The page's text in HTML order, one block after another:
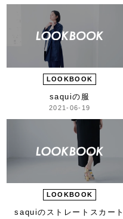
LOOKBOOK
saquiの服
2021-06-19
LOOKBOOK
saquiのストレートスカート